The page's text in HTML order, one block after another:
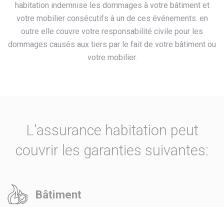
habitation indemnise les dommages à votre bâtiment et
votre mobilier consécutifs à un de ces événements. en
outre elle couvre votre responsabilité civile pour les
dommages causés aux tiers par le fait de votre bâtiment ou
votre mobilier.
L'assurance habitation peut
couvrir les garanties suivantes:
Bâtiment